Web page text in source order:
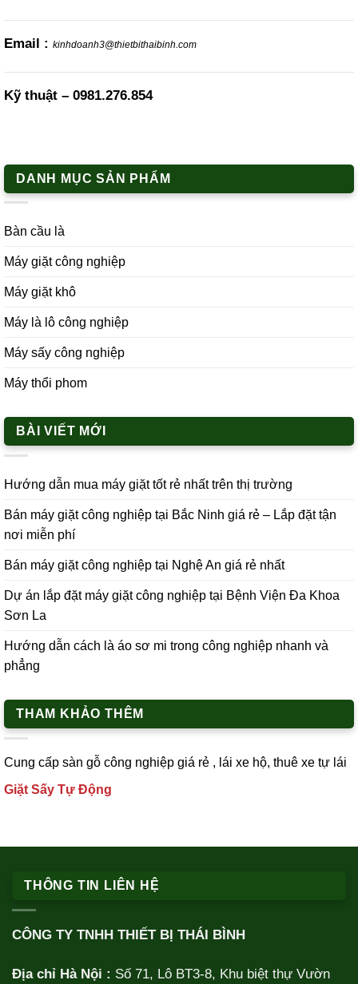
Email : kinhdoanh3@thietbithaibinh.com
Kỹ thuật – 0981.276.854
DANH MỤC SẢN PHẨM
Bàn cầu là
Máy giặt công nghiệp
Máy giặt khô
Máy là lô công nghiệp
Máy sấy công nghiệp
Máy thổi phom
BÀI VIẾT MỚI
Hướng dẫn mua máy giặt tốt rẻ nhất trên thị trường
Bán máy giặt công nghiệp tại Bắc Ninh giá rẻ – Lắp đặt tận
nơi miễn phí
Bán máy giặt công nghiệp tại Nghệ An giá rẻ nhất
Dự án lắp đặt máy giặt công nghiệp tại Bệnh Viện Đa Khoa
Sơn La
Hướng dẫn cách là áo sơ mi trong công nghiệp nhanh và
phẳng
THAM KHẢO THÊM
Cung cấp sàn gỗ công nghiệp giá rẻ , lái xe hộ, thuê xe tự lái
Giặt Sấy Tự Động
THÔNG TIN LIÊN HỆ
CÔNG TY TNHH THIẾT BỊ THÁI BÌNH
Địa chỉ Hà Nội : Số 71, Lô BT3-8, Khu biệt thự Vườn